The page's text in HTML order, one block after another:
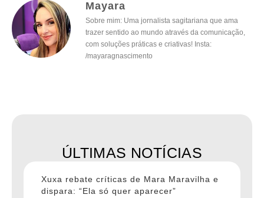
Mayara
Sobre mim: Uma jornalista sagitariana que ama
trazer sentido ao mundo através da comunicação,
com soluções práticas e criativas! Insta:
/mayaragnascimento
ÚLTIMAS NOTÍCIAS
Xuxa rebate críticas de Mara Maravilha e
dispara: “Ela só quer aparecer”